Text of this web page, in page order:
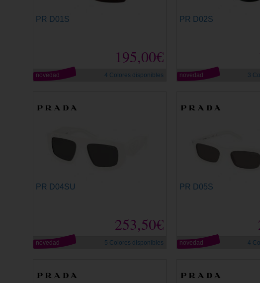
PR D01S
195,00€
novedad 4 Colores disponibles
PR D02S
novedad 3
PR D04SU
253,50€
novedad 5 Colores disponibles
PR D05S
novedad 4